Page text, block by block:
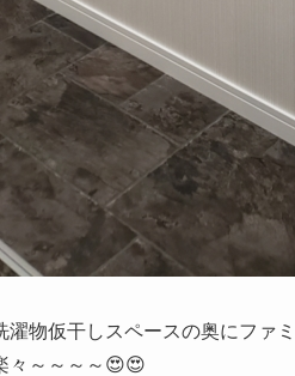
仮干しスペースの奥にファミ
～～～～😍😍